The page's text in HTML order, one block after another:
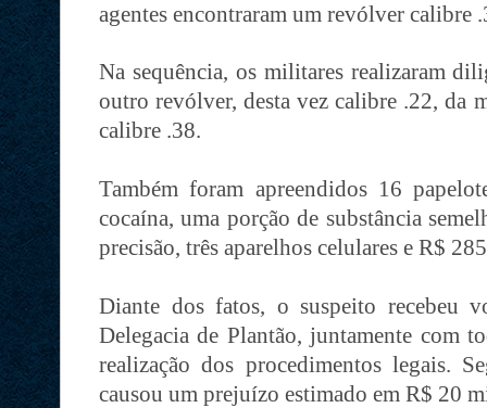
agentes encontraram um revólver calibre
Na sequência, os militares realizaram
outro revólver, desta vez calibre .22, da
calibre .38.
Também foram apreendidos 16
cocaína, uma porção de substância
precisão, três aparelhos celulares e R$
Diante dos fatos, o suspeito recebeu
Delegacia de Plantão, juntamente com
realização dos procedimentos legais.
causou um prejuízo estimado em R$ 20